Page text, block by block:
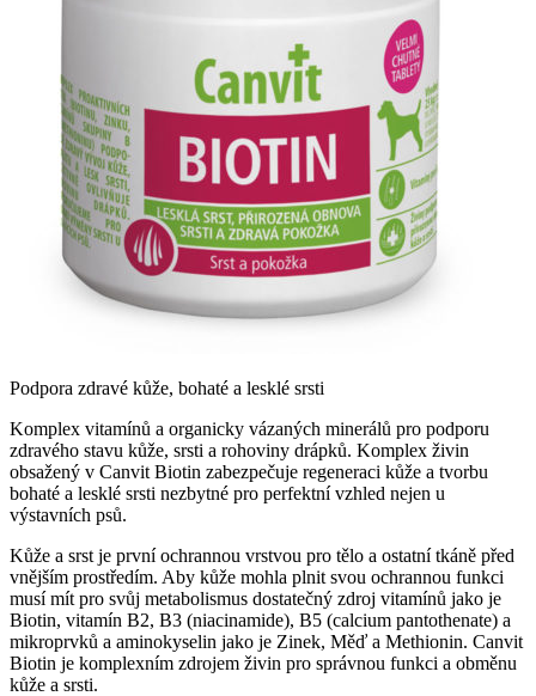
Podpora zdravé kůže, bohaté a lesklé srsti
Komplex vitamínů a organicky vázaných minerálů pro podporu
zdravého stavu kůže, srsti a rohoviny drápků. Komplex živin
obsažený v Canvit Biotin zabezpečuje regeneraci kůže a tvorbu
bohaté a lesklé srsti nezbytné pro perfektní vzhled nejen u
výstavních psů.
Kůže a srst je první ochrannou vrstvou pro tělo a ostatní tkáně před
vnějším prostředím. Aby kůže mohla plnit svou ochrannou funkci
musí mít pro svůj metabolismus dostatečný zdroj vitamínů jako je
Biotin, vitamín B2, B3 (niacinamide), B5 (calcium pantothenate) a
mikroprvků a aminokyselin jako je Zinek, Měď a Methionin. Canvit
Biotin je komplexním zdrojem živin pro správnou funkci a obměnu
kůže a srsti.